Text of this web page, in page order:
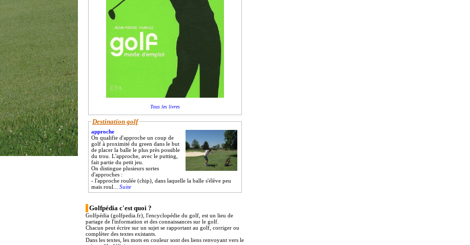
Tous les livres
Destination golf
approche
On qualifie d'approche un coup de
golf à proximité du green dans le but
de placer la balle le plus près possible
du trou. L'approche, avec le putting,
fait partie du petit jeu.
On distingue plusieurs sortes
d'approches :
- l'approche roulée (chip), dans laquelle la balle s'élève peu
mais roul... Suite
Golfpédia c'est quoi ?
Golfpédia (golfpedia.fr), l'encyclopédie du golf, est un lieu de
partage de l'information et des connaissances sur le golf.
Chacun peut écrire sur un sujet se rapportant au golf, corriger ou
complèter des textes existants.
Dans les textes, les mots en couleur sont des liens renvoyant vers le